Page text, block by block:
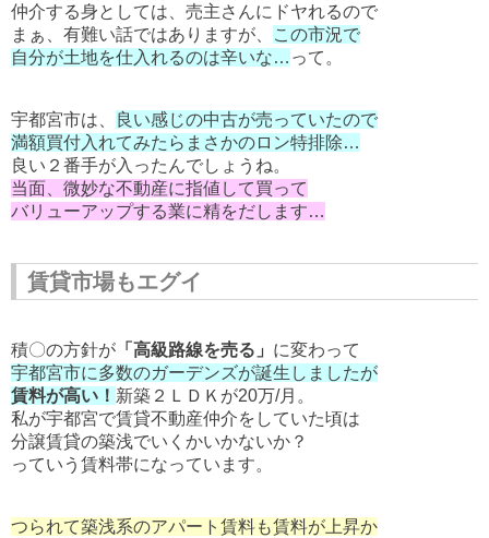
仲介する身としては、売主さんにドヤれるので
まぁ、有難い話ではありますが、
この市況で
自分が土地を仕入れるのは辛いな… って。
宇都宮市は、
良い感じの中古が売っていたので
満額買付入れてみたらまさかのロン特排除…
良い２番手が入ったんでしょうね。
当面、微妙な不動産に指値して買って
バリューアップする業に精をだします…
賃貸市場もエグイ
積〇の方針が 「高級路線を売る」 に変わって
宇都宮市に多数のガーデンズが誕生しましたが
賃料が高い！ 新築２ＬＤＫが20万/月。
私が宇都宮で賃貸不動産仲介をしていた頃は
分譲賃貸の築浅でいくかいかないか？
っていう賃料帯になっています。
つられて築浅系のアパート賃料も賃料が上昇か